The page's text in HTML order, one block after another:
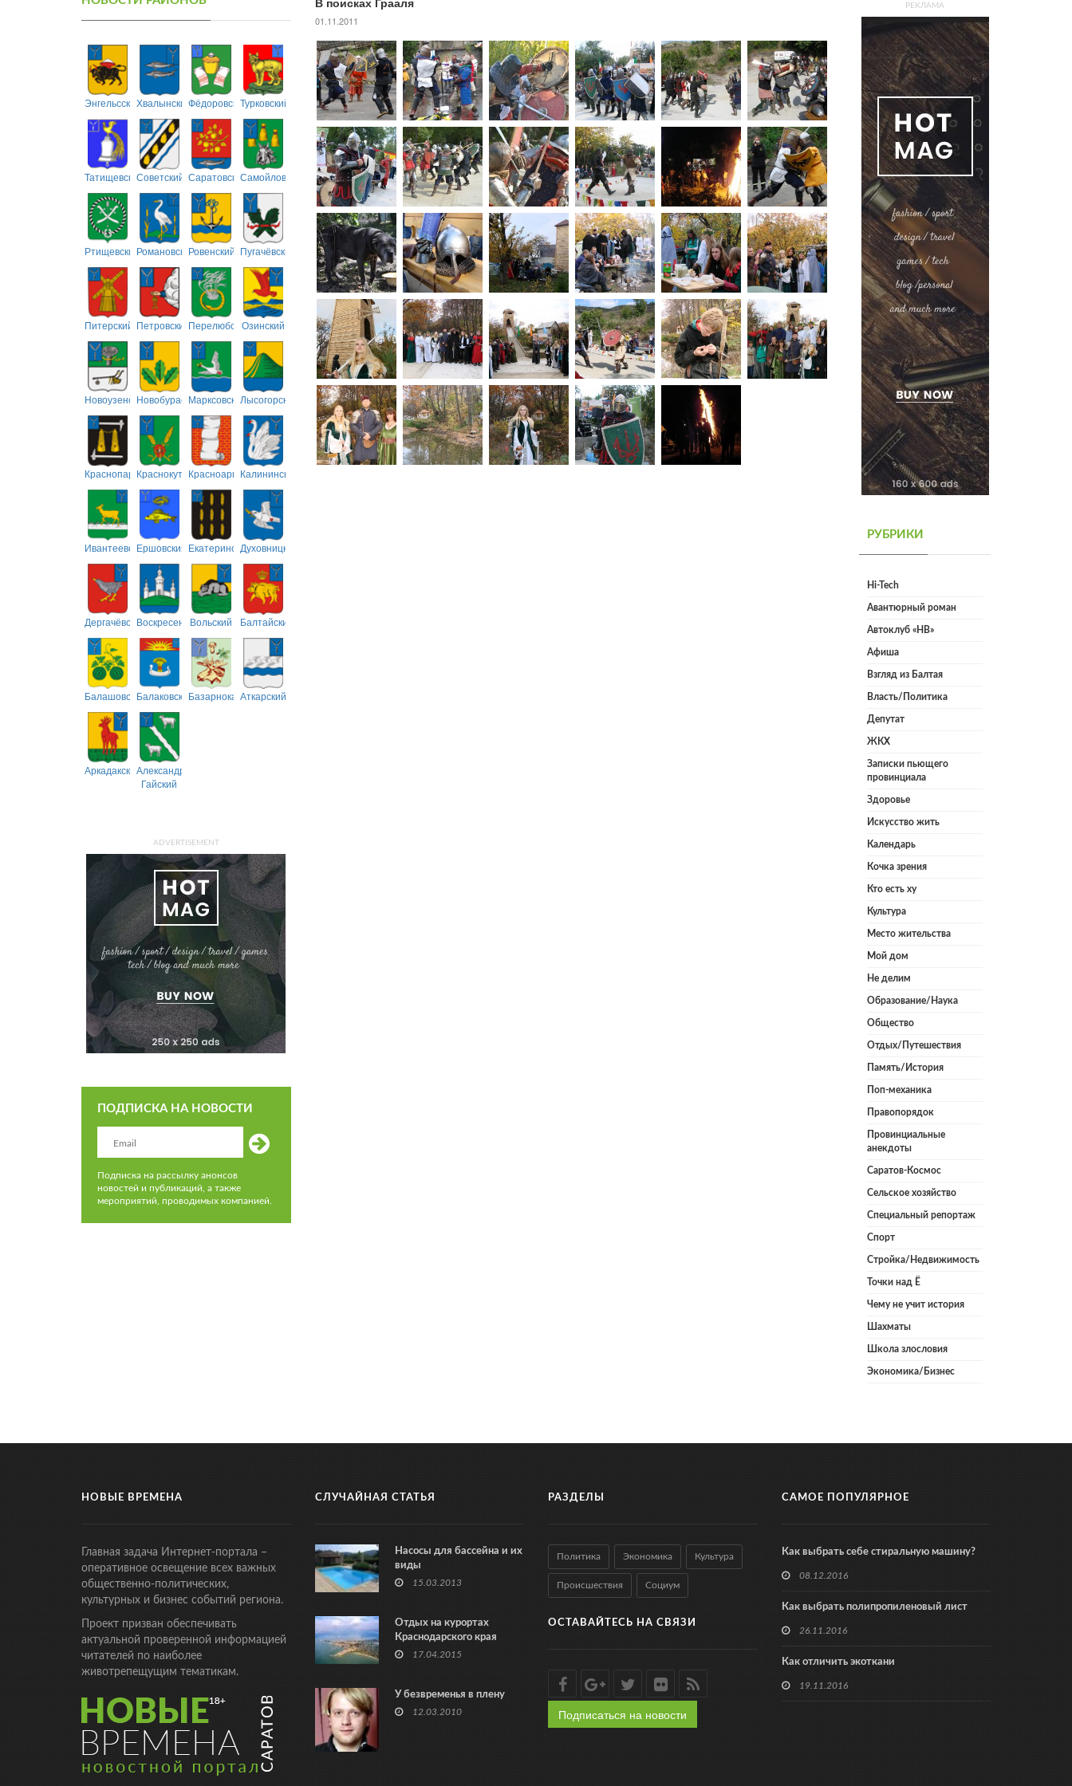
ЭнгельсскийХвалынскийФёдоровскийТурковский
ТатищевскийСоветский СаратовскийСамойловский
РтищевскийРомановскийРовенский Пугачёвский
Питерский ПетровскийПерелюбскийОзинский
НовоузенскийНовобурасскийМарксовскийЛысогорский
Краснопартизанский
КраснокутскийКрасноармейский
Калининский
ИвантеевскийЕршовский ЕкатериновскийДуховницкий
ДергачёвскийВоскресенскийВольский Балтайский
БалашовскийБалаковскийБазарнокарабулакский
Аткарский
АркадакскийАлександрово-
Гайский
ADVERTISEMENT
ПОДПИСКА НА НОВОСТИ
Подписка на рассылку анонсов
новостей и публикаций, а также
мероприятий, проводимых компанией.
01.11.2011
РЕКЛАМА
РУБРИКИ
Hi-Tech
Авантюрный роман
Автоклуб «НВ»
Афиша
Взгляд из Балтая
Власть/Политика
Депутат
ЖКХ
Записки пьющего
провинциала
Здоровье
Искусство жить
Календарь
Кочка зрения
Кто есть ху
Культура
Место жительства
Мой дом
Не делим
Образование/Наука
Общество
Отдых/Путешествия
Память/История
Поп-механика
Правопорядок
Провинциальные
анекдоты
Саратов-Космос
Сельское хозяйство
Специальный репортаж
Спорт
Стройка/Недвижимость
Точки над Ё
Чему не учит история
Шахматы
Школа злословия
Экономика/Бизнес
НОВЫЕ ВРЕМЕНА
Главная задача Интернет-портала –
оперативное освещение всех важных
общественно-политических,
культурных и бизнес событий региона.
Проект призван обеспечивать
актуальной проверенной информацией
читателей по наиболее
животрепещущим тематикам.
СЛУЧАЙНАЯ СТАТЬЯ
Насосы для бассейна и их
виды
15.03.2013
Отдых на курортах
Краснодарского края
17.04.2015
У безвременья в плену
12.03.2010
РАЗДЕЛЫ
Политика Экономика Культура
Происшествия Социум
ОСТАВАЙТЕСЬ НА СВЯЗИ
Подписаться на новости
САМОЕ ПОПУЛЯРНОЕ
Как выбрать себе стиральную машину?
08.12.2016
Как выбрать полипропиленовый лист
26.11.2016
Как отличить экоткани
19.11.2016